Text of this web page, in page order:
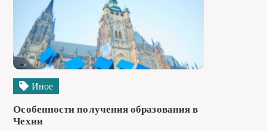
Иное
Особенности получения образования в
Чехии